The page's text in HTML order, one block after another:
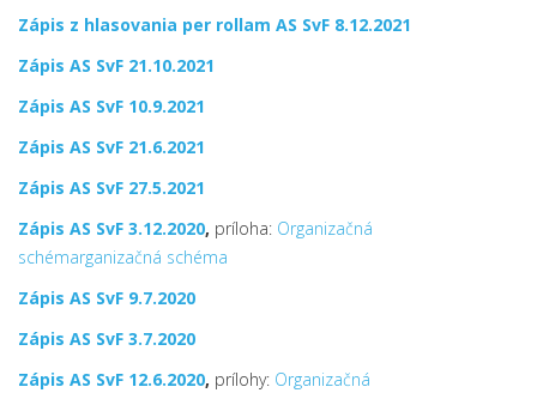
Zápis z hlasovania per rollam AS SvF 8.12.2021
Zápis AS SvF 21.10.2021
Zápis AS SvF 10.9.2021
Zápis AS SvF 21.6.2021
Zápis AS SvF 27.5.2021
Zápis AS SvF 3.12.2020, príloha: Organizačná
schémarganizačná schéma
Zápis AS SvF 9.7.2020
Zápis AS SvF 3.7.2020
Zápis AS SvF 12.6.2020, prílohy: Organizačná